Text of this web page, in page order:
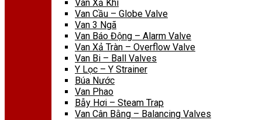
Van Xả Khí
Van Cầu – Globe Valve
Van 3 Ngã
Van Báo Động – Alarm Valve
Van Xả Tràn – Overflow Valve
Van Bi – Ball Valves
Y Lọc – Y Strainer
Búa Nước
Van Phao
Bẫy Hơi – Steam Trap
Van Cân Bằng – Balancing Valves